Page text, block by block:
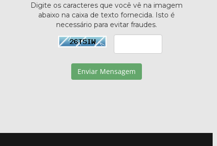
Digite os caracteres que você vê na imagem
abaixo na caixa de texto fornecida. Isto é
necessário para evitar fraudes.
Enviar Mensagem